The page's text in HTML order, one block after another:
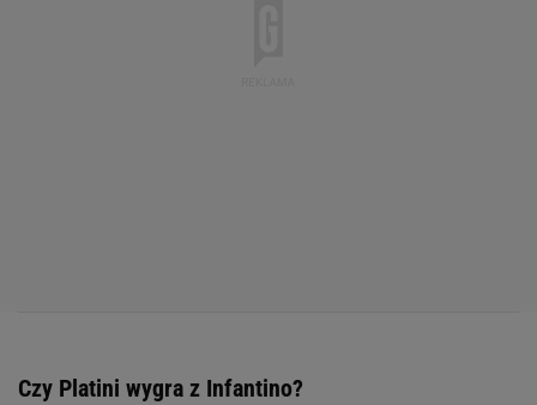
Czy Platini wygra z Infantino?